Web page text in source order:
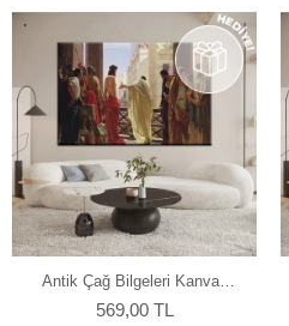
Antik Çağ Bilgeleri Kanvas
Tablo
569,00 TL